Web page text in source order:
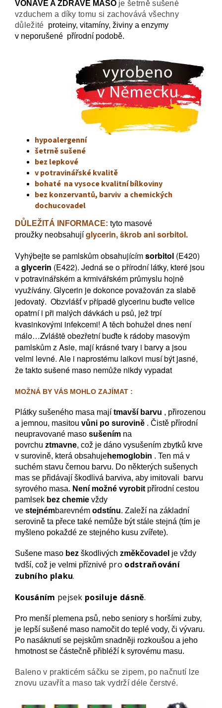
VOŇAVÉ A ZDRAVÉ MASO je šetrně sušené
vzduchem a díky tomu si zachovává všechny
důležité proteiny, vitamíny, živiny a enzymy
v neporušené přírodní podobě.
hypoalergenní
šetrně sušené
bez lepkové
v potravinářské kvalitě
bohaté na vysoce kvalitní bílkoviny
bez konzervantů, barviv a chemických
dochucovadel
DŮLEŽITÁ INFORMACE: tyto masové
proužky neobsahují glycerin, škrob ani sorbitol.
Vyhýbejte se pamlskům obsahujícímsorbitol (E420)
aglycerin (E422). Jedná se o přírodní látky, které jsou
v potravinářském a krmivářském průmyslu hojně
využívány. Glycerin je dokonce považován za slabě
jedovatý. Obzvlášť v případě glycerinu buďte velice
opatrní i při malých dávkách u psů, jež trpí
kvasinkovými infekcemi! A těch bohužel dnes není
málo…Zvláště obezřetní buďte k rádoby masovým
pamlskům z Asie, mají krásné tvary i barvy a jsou
velmi levné. Ale i naprostému laikovi musí být jasné,
že takto sušené maso nemůže nikdy vypadat
MOŽNÁ BY VÁS MOHLO ZAJÍMAT :
Plátky sušeného masa mají tmavší barvu , přirozenou
a jemnou, masitou vůni po surovině . Čistě přírodní
neupravované maso sušením na
povrchu ztmavne, což je dáno vysušením zbytků krve
v surovině, která obsahujehemoglobin . Ten má v
suchém stavu černou barvu. Do některých sušenych
mas se přidávají škodlivá barviva, aby imitovali barvu
syrového masa. Není možné vyrobit přírodní cestou
pamlsek bez chemie vždy
ve stejnémbarevném odstínu. Zaleží na základní
serovině ta přece také nemůže být stále stejná (tím je
myšleno pokaždé ze stejného kusu zvířete).
Sušene maso bez škodlivých změkčovadel je vždy
tvdší, což je velmi příznivé pro odstraňování
zubního plaku.
Kousáním pejsek posiluje dásně.
Pro menší plemena psů, nebo seniory s horšími zuby,
je lepší sušené maso namočit do teplé vody, či vývaru.
Po nasáknutí se pejskům snadněji rozkoušou a jeho
hmotnost se částečně přibléží k syrovému masu.
Baleno v prakticém sáčku se zipem, po načnutí lze
znovu uzavřít a maso tak vydrží déle čerstvé.